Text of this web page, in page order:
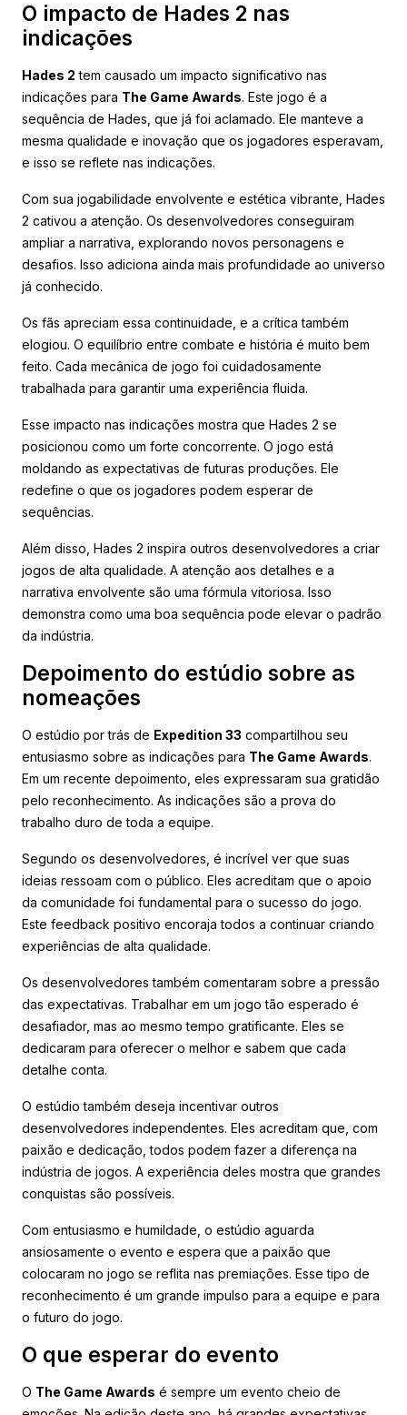
O impacto de Hades 2 nas
indicações
Hades 2 tem causado um impacto significativo nas
indicações para The Game Awards. Este jogo é a
sequência de Hades, que já foi aclamado. Ele manteve a
mesma qualidade e inovação que os jogadores esperavam,
e isso se reflete nas indicações.
Com sua jogabilidade envolvente e estética vibrante, Hades
2 cativou a atenção. Os desenvolvedores conseguiram
ampliar a narrativa, explorando novos personagens e
desafios. Isso adiciona ainda mais profundidade ao universo
já conhecido.
Os fãs apreciam essa continuidade, e a crítica também
elogiou. O equilíbrio entre combate e história é muito bem
feito. Cada mecânica de jogo foi cuidadosamente
trabalhada para garantir uma experiência fluida.
Esse impacto nas indicações mostra que Hades 2 se
posicionou como um forte concorrente. O jogo está
moldando as expectativas de futuras produções. Ele
redefine o que os jogadores podem esperar de
sequências.
Além disso, Hades 2 inspira outros desenvolvedores a criar
jogos de alta qualidade. A atenção aos detalhes e a
narrativa envolvente são uma fórmula vitoriosa. Isso
demonstra como uma boa sequência pode elevar o padrão
da indústria.
Depoimento do estúdio sobre as
nomeações
O estúdio por trás de Expedition 33 compartilhou seu
entusiasmo sobre as indicações para The Game Awards.
Em um recente depoimento, eles expressaram sua gratidão
pelo reconhecimento. As indicações são a prova do
trabalho duro de toda a equipe.
Segundo os desenvolvedores, é incrível ver que suas
ideias ressoam com o público. Eles acreditam que o apoio
da comunidade foi fundamental para o sucesso do jogo.
Este feedback positivo encoraja todos a continuar criando
experiências de alta qualidade.
Os desenvolvedores também comentaram sobre a pressão
das expectativas. Trabalhar em um jogo tão esperado é
desafiador, mas ao mesmo tempo gratificante. Eles se
dedicaram para oferecer o melhor e sabem que cada
detalhe conta.
O estúdio também deseja incentivar outros
desenvolvedores independentes. Eles acreditam que, com
paixão e dedicação, todos podem fazer a diferença na
indústria de jogos. A experiência deles mostra que grandes
conquistas são possíveis.
Com entusiasmo e humildade, o estúdio aguarda
ansiosamente o evento e espera que a paixão que
colocaram no jogo se reflita nas premiações. Esse tipo de
reconhecimento é um grande impulso para a equipe e para
o futuro do jogo.
O que esperar do evento
O The Game Awards é sempre um evento cheio de